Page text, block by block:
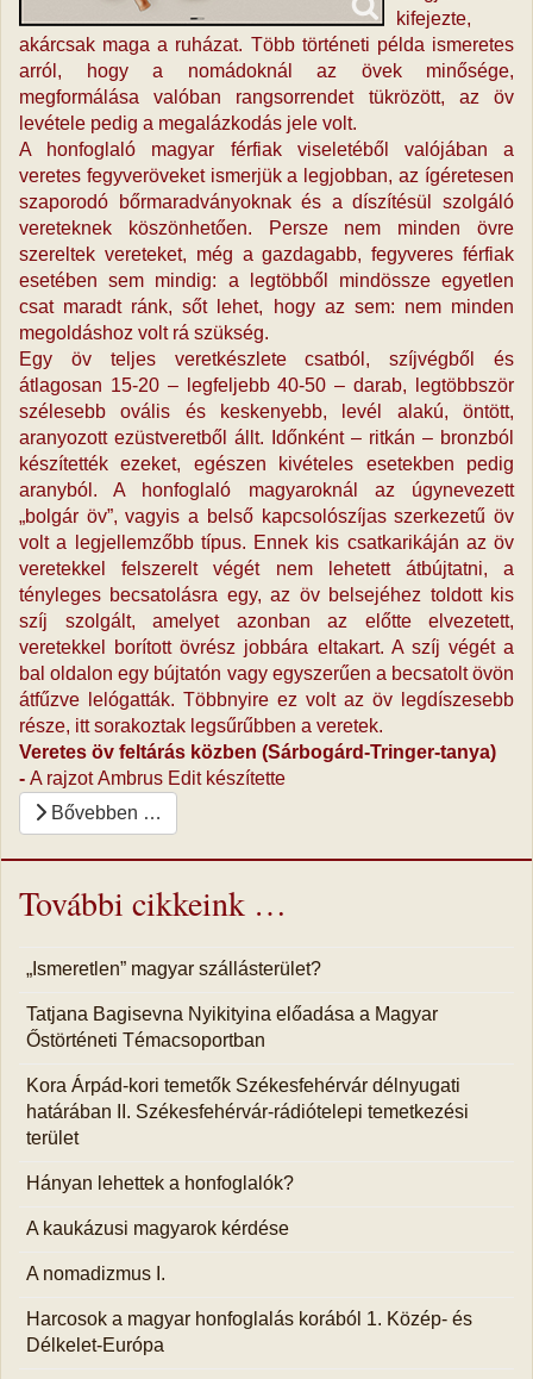
kifejezte,
akárcsak maga a ruházat. Több történeti példa ismeretes
arról, hogy a nomádoknál az övek minősége,
megformálása valóban rangsorrendet tükrözött, az öv
levétele pedig a megalázkodás jele volt.
A honfoglaló magyar férfiak viseletéből valójában a
veretes fegyveröveket ismerjük a legjobban, az ígéretesen
szaporodó bőrmaradványoknak és a díszítésül szolgáló
vereteknek köszönhetően. Persze nem minden övre
szereltek vereteket, még a gazdagabb, fegyveres férfiak
esetében sem mindig: a legtöbből mindössze egyetlen
csat maradt ránk, sőt lehet, hogy az sem: nem minden
megoldáshoz volt rá szükség.
Egy öv teljes veretkészlete csatból, szíjvégből és
átlagosan 15-20 – legfeljebb 40-50 – darab, legtöbbször
szélesebb ovális és keskenyebb, levél alakú, öntött,
aranyozott ezüstveretből állt. Időnként – ritkán – bronzból
készítették ezeket, egészen kivételes esetekben pedig
aranyból. A honfoglaló magyaroknál az úgynevezett
„bolgár öv”, vagyis a belső kapcsolószíjas szerkezetű öv
volt a legjellemzőbb típus. Ennek kis csatkarikáján az öv
veretekkel felszerelt végét nem lehetett átbújtatni, a
tényleges becsatolásra egy, az öv belsejéhez toldott kis
szíj szolgált, amelyet azonban az előtte elvezetett,
veretekkel borított övrész jobbára eltakart. A szíj végét a
bal oldalon egy bújtatón vagy egyszerűen a becsatolt övön
átfűzve lelógatták. Többnyire ez volt az öv legdíszesebb
része, itt sorakoztak legsűrűbben a veretek.
Veretes öv feltárás közben (Sárbogárd-Tringer-tanya)
- A rajzot Ambrus Edit készítette
Bővebben …
További cikkeink …
„Ismeretlen” magyar szállásterület?
Tatjana Bagisevna Nyikityina előadása a Magyar
Őstörténeti Témacsoportban
Kora Árpád-kori temetők Székesfehérvár délnyugati
határában II. Székesfehérvár-rádiótelepi temetkezési
terület
Hányan lehettek a honfoglalók?
A kaukázusi magyarok kérdése
A nomadizmus I.
Harcosok a magyar honfoglalás korából 1. Közép- és
Délkelet-Európa